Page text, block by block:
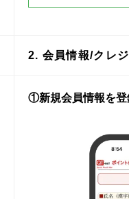
2. 会員情報/クレ
①新規会員情報を登